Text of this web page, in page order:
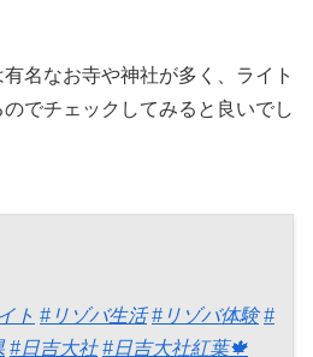
名なお寺や神社が多く、ライト
でチェックしてみると良いでし
ト #リゾバ生活 #リゾバ体験 #
#日吉大社 #日吉大社紅葉🍁